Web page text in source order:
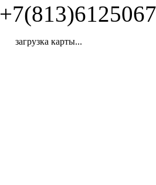
+7(813)6125067
загрузка карты...